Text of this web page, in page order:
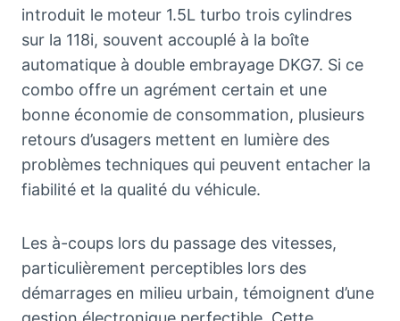
introduit le moteur 1.5L turbo trois cylindres
sur la 118i, souvent accouplé à la boîte
automatique à double embrayage DKG7. Si ce
combo offre un agrément certain et une
bonne économie de consommation, plusieurs
retours d’usagers mettent en lumière des
problèmes techniques qui peuvent entacher la
fiabilité et la qualité du véhicule.
Les à-coups lors du passage des vitesses,
particulièrement perceptibles lors des
démarrages en milieu urbain, témoignent d’une